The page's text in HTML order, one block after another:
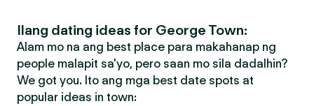
Ilang dating ideas for George Town:
Alam mo na ang best place para makahanap ng
people malapit sa'yo, pero saan mo sila dadalhin?
We got you. Ito ang mga best date spots at
popular ideas in town: